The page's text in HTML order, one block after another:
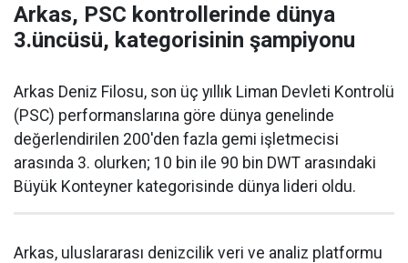
Arkas, PSC kontrollerinde dünya
3.üncüsü, kategorisinin şampiyonu
Arkas Deniz Filosu, son üç yıllık Liman Devleti Kontrolü
(PSC) performanslarına göre dünya genelinde
değerlendirilen 200'den fazla gemi işletmecisi
arasında 3. olurken; 10 bin ile 90 bin DWT arasındaki
Büyük Konteyner kategorisinde dünya lideri oldu.
Arkas, uluslararası denizcilik veri ve analiz platformu